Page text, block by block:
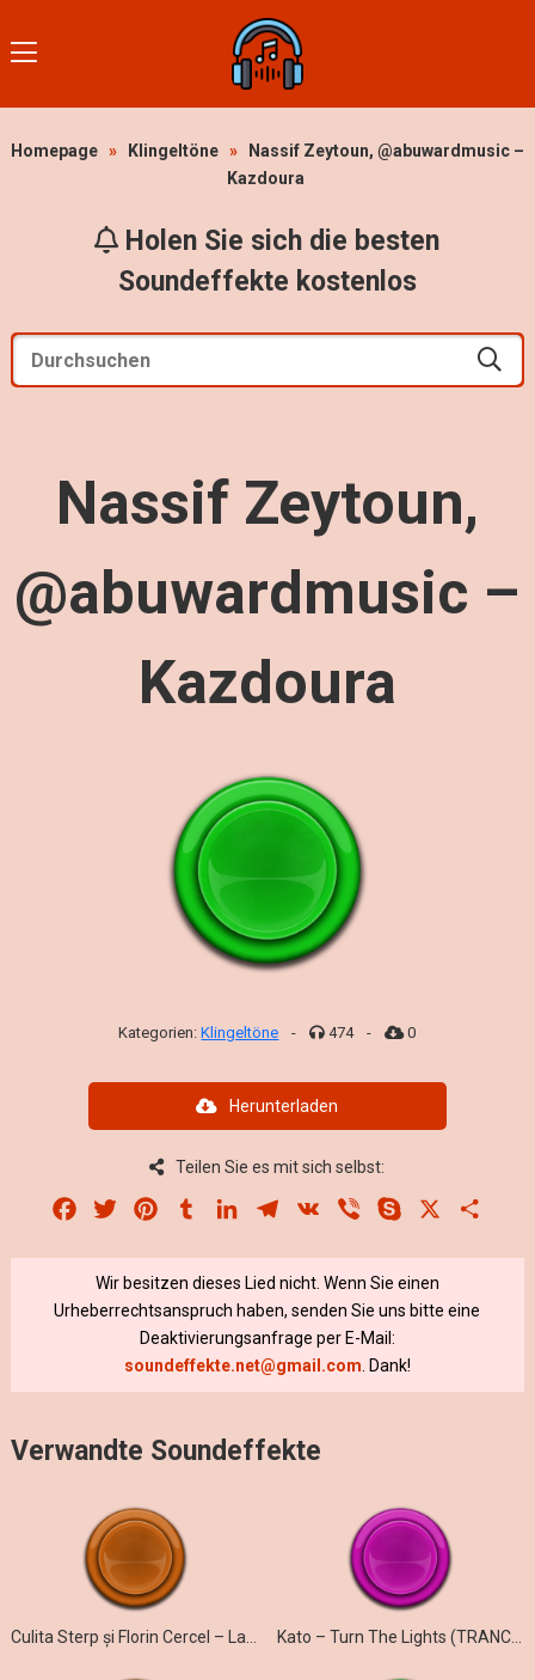
Homepage » Klingeltöne »
Nassif Zeytoun, @abuwardmusic –
Kazdoura
Holen Sie sich die besten
Soundeffekte kostenlos
Nassif Zeytoun,
@abuwardmusic –
Kazdoura
Kategorien:Klingeltöne - 474 - 0
Herunterladen
Teilen Sie es mit sich selbst:
Facebook
Twitter PinterestTumblrLinkedInTelegram
VK Viber Skype
Wir besitzen dieses Lied nicht. Wenn Sie einen
Urheberrechtsanspruch haben, senden Sie uns bitte eine
Deaktivierungsanfrage per E-Mail:
soundeffekte.net@gmail.com . Dank!
Verwandte Soundeffekte
Kato – Turn The Lights (TRANCE COVER)